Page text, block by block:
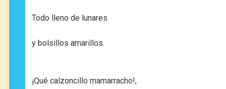
Todo lleno de lunares
y bolsillos amarillos.
¡Qué calzoncillo mamarracho!,